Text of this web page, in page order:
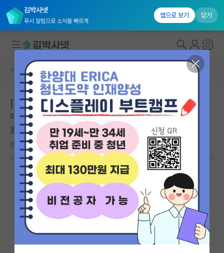
김박사넷
푸시 알림으로 소식을 빠르게
앱으로 보기 닫기
대학원생 모집
국내대학원 정보
연구실&오픈랩
커뮤니티
커뮤니티 홈
전체글보기
베스트 게시판
IF 명예의전당
자유 게시판(아무개랩)
커뮤니티 홈 자유 게시판(아무개랩)
[재업] 설문조사에 참여해주시는 모든분들께 빽다방 혹은
메가커피 기프티콘을 보내드립니다!(대상:이공계열 대학
원생)
온화한 존 내시
2022.10.19 0 2572